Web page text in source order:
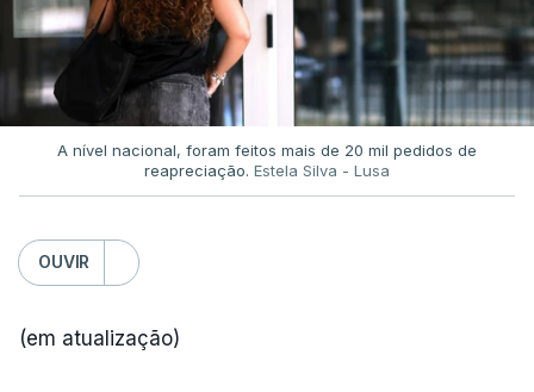
A nível nacional, foram feitos mais de 20 mil pedidos de
reapreciação. Estela Silva - Lusa
OUVIR
(em atualização)